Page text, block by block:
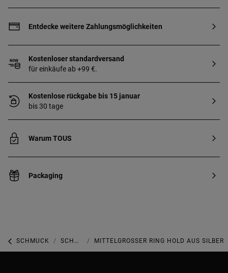
Entdecke weitere Zahlungsmöglichkeiten
Kostenloser standardversand
für einkäufe ab +99 €.
Kostenlose rückgabe bis 15 januar
bis 30 tage
Warum TOUS
Packaging
SCHMUCK SCHMUCK AUS STERLINGSILBER MITTELGROSSER RING HOLD AUS SILBER